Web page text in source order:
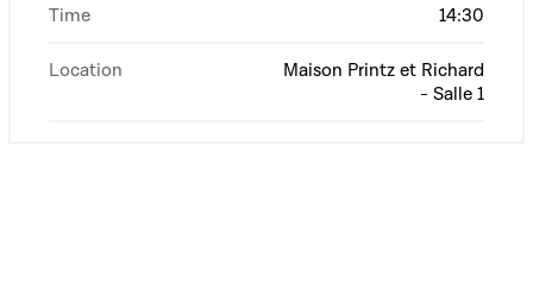
Time 14:30
Location
Maison Printz et Richard
- Salle 1